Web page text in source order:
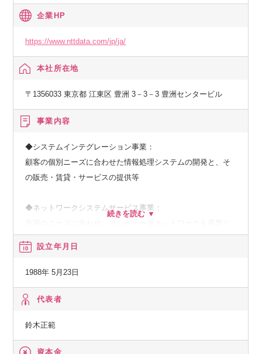
の提供価値を最大化させるエキスパート集団です。
あいながら、急速な事業拡大と自己成長を体感できるチャレ
ンジングなポジションです。
https://dtcdata.net/location-info-service-pf/
・MD communetサイト
https://info.adus-arch.com/
の魅力
・社会課題ドリブンのDNAを広める、公共・社会基盤分野の
https://www.nttdata.com/global/ja/recruit/uptodata/article
・公共・社会基盤分野のすべてがわかる－公共・社会基盤分
企業HP
https://www.nttdata.com/jp/ja/
本社所在地
〒1356033 東京都 江東区 豊洲 3－3－3 豊洲センタービル
事業内容
◆システムインテグレーション事業：
顧客の個別ニーズに合わせた情報処理システムの開発と、そ
の販売・賃貸・サービスの提供等
◆ネットワークシステムサービス事業：
◆その他の事業：
ムの在り方に係わる企画・提案、保守・ファシリティマネジ
設立年月日
1988年 5月23日
代表者
鈴木正範
資本金